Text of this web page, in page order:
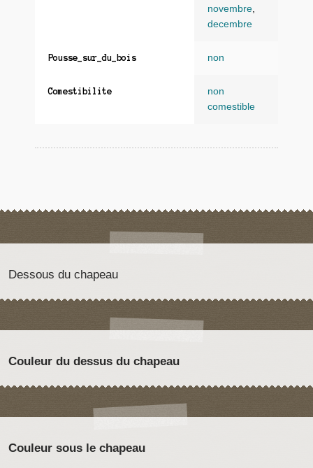
novembre,
decembre
Pousse_sur_du_bois non
Comestibilite
non
comestible
Dessous du chapeau
Couleur du dessus du chapeau
Couleur sous le chapeau